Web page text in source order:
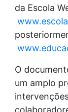
da Escola
O
um amplo